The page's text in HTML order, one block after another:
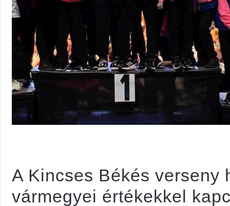
A Kincses Békés verseny
vármegyei értékekkel